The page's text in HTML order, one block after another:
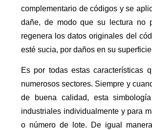
complementario de códigos y se
dañe, de modo que su lectura no
regenera los datos originales del
esté sucia, por daños en su
Es por todas estas características
numerosos sectores. Siempre y
de buena calidad, esta
industriales individualmente y para
o número de lote. De igual